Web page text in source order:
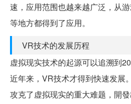
速，应用范围也越来越广泛，从
等地方都得到了应用。
VR技术的发展历程
虚拟现实技术的起源可以追溯到
近年来，VR技术才得到快速发展
攻克了虚拟现实的重大难题，開